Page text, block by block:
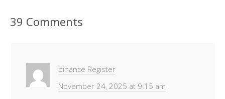
k p k
39 Comments
binance Register
November 24, 2025 at 9:15 am